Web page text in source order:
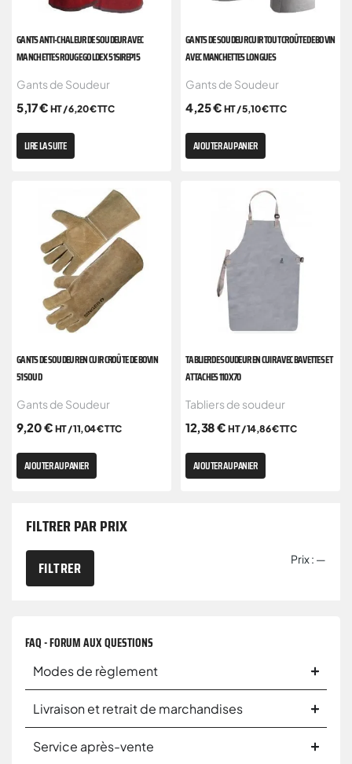
GANTS ANTI-CHALEUR DE SOUDEUR AVEC
MANCHETTES ROUGE GOLDEX 51SIREP15
Gants de Soudeur
5,17€ HT /6,20€TTC
LIRE LA SUITE
GANTS DE SOUDEUR CUIR TOUT CROÛTE DE BOVIN
AVEC MANCHETTES LONGUES
Gants de Soudeur
4,25€ HT /5,10€TTC
AJOUTER AU PANIER
GANTS DE SOUDEUR EN CUIR CROÛTE DE BOVIN
51SOUD
Gants de Soudeur
9,20€ HT /11,04€TTC
AJOUTER AU PANIER
TABLIER DE SOUDEUR EN CUIR AVEC BAVETTES ET
ATTACHES 110X70
Tabliers de soudeur
12,38€ HT /14,86€TTC
AJOUTER AU PANIER
FILTRER PAR PRIX
FILTRER Prix : —
FAQ - FORUM AUX QUESTIONS
Modes de règlement
Livraison et retrait de marchandises
Service après-vente